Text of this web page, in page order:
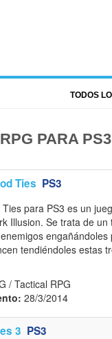
TODOS
PARA
Ties PS3
Ties para PS3 es un
Illusion. Se trata de
tendiéndoles estas
/ Tactical RPG
28/3/2014
3 PS3